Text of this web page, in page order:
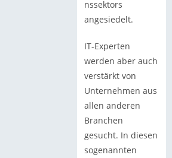
nssektors
angesiedelt.
IT-Experten
werden aber auch
verstärkt von
Unternehmen aus
allen anderen
Branchen
gesucht. In diesen
sogenannten